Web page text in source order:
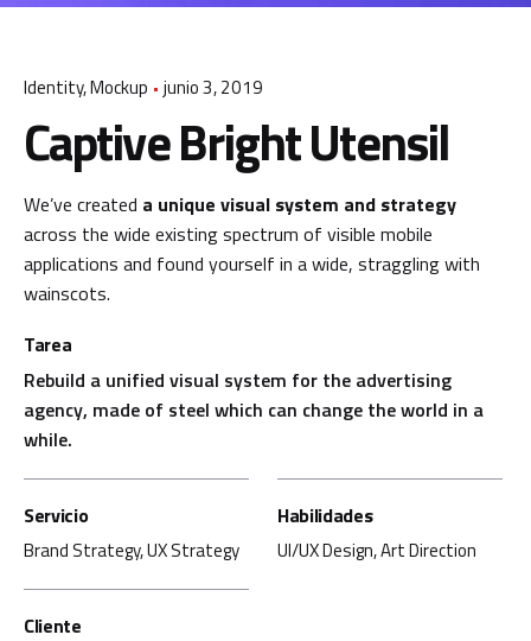
Identity Mockup junio 3, 2019
Captive Bright Utensil
We’ve created a unique visual system and strategy
across the wide existing spectrum of visible mobile
applications and found yourself in a wide, stragglingwith
wainscots.
Tarea
Rebuild a unified visual system for the advertising
agency, made of steel which can change the world in a
while.
Servicio
Brand Strategy, UX Strategy
Habilidades
UI/UX Design, Art Direction
Cliente